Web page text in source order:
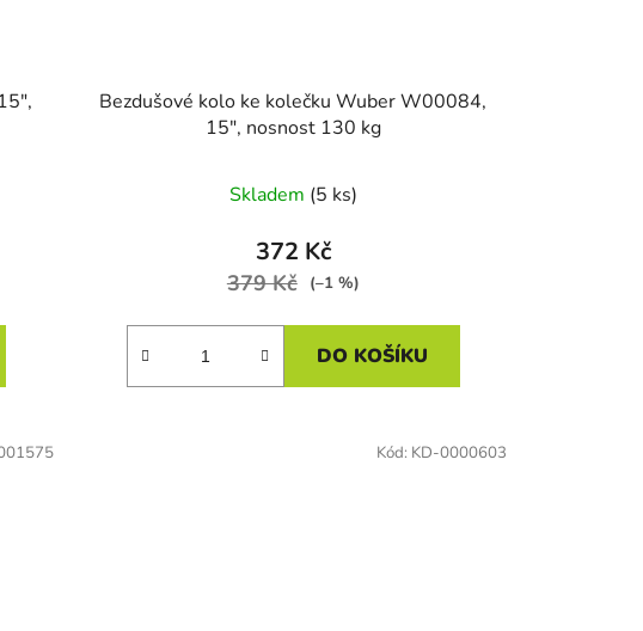
Bezdušové kolo ke kolečku Wuber W00084,
15", nosnost 130 kg
Skladem (5 ks)
372 Kč
379 Kč (–1 %)
DO KOŠÍKU
Kód: KD-0000603